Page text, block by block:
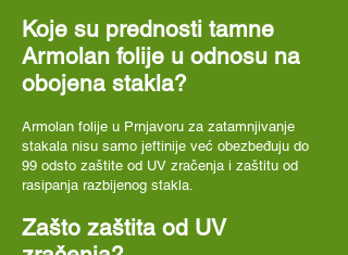
Koje su prednosti tamne
Armolan folije u odnosu na
obojena stakla?
Armolan folije u Prnjavoru za zatamnjivanje
stakala nisu samo jeftinije već obezbeđuju do
99 odsto zaštite od UV zračenja i zaštitu od
rasipanja razbijenog stakla.
Zašto zaštita od UV